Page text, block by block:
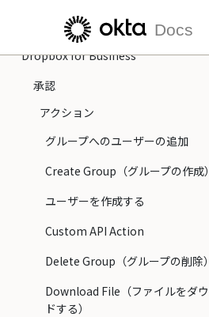
メインコンテンツにスキップ ド
Docs
Dropbox for Business
承認
アクション
グループへのユーザーの追加
Create Group（グループの作成）
ユーザーを作成する
Custom API Action
Delete Group（グループの削除）
Download File（ファイルをダ
ドする）